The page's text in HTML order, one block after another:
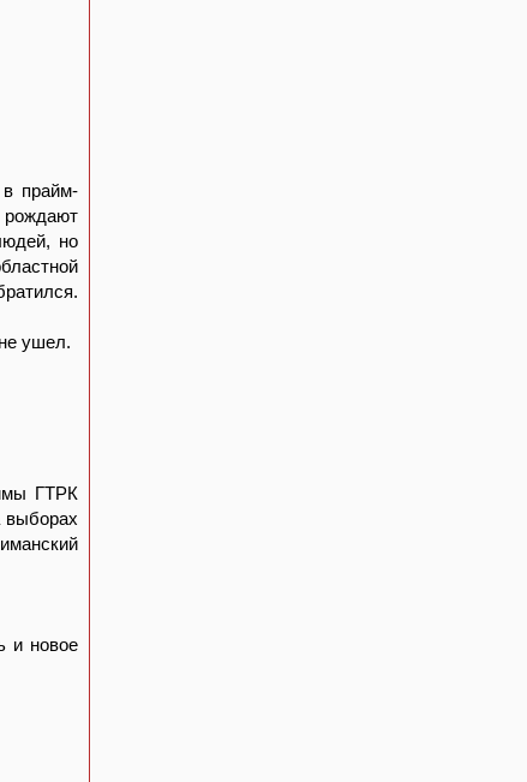
прайм-
но
ушел.
ГТРК
выборах
и новое